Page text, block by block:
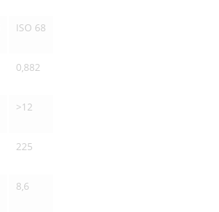
ISO 68
0,882
>12
225
8,6